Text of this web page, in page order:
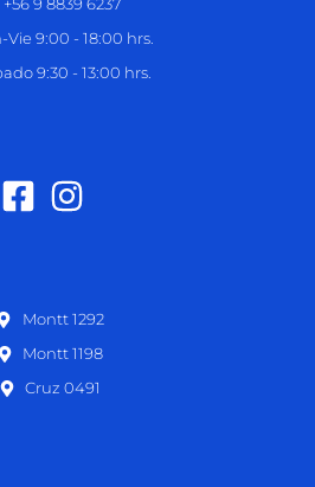
+56 9 8839 6237
Vie 9:00 - 18:00 hrs.
9:30 - 13:00 hrs.
Montt 1292
Montt 1198
Cruz 0491